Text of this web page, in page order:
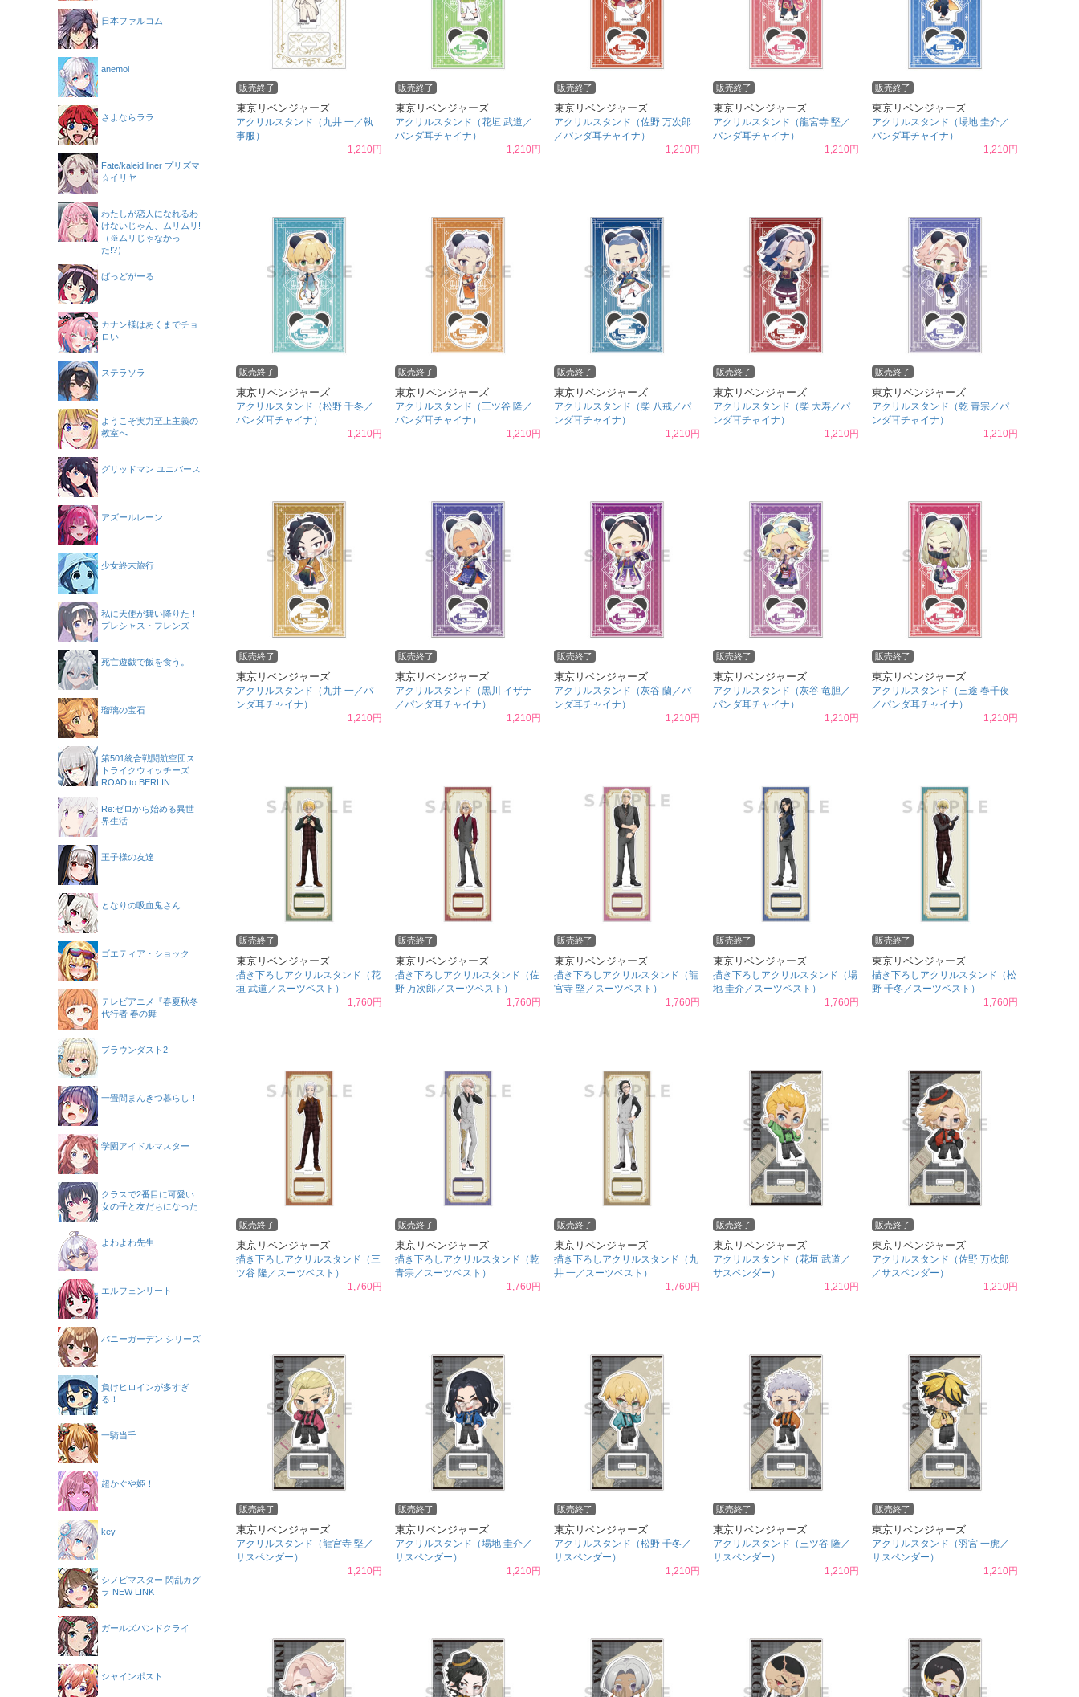
販売終了
東京リベンジャーズ
アクリルスタンド（九井 一／執
事服）
1,210円
販売終了
東京リベンジャーズ
アクリルスタンド（花垣 武道／
パンダ耳チャイナ）
1,210円
販売終了
東京リベンジャーズ
アクリルスタンド（佐野 万次郎
／パンダ耳チャイナ）
1,210円
販売終了
東京リベンジャーズ
アクリルスタンド（龍宮寺 堅／
パンダ耳チャイナ）
1,210円
販売終了
東京リベンジャーズ
アクリルスタンド（場地 圭介／
パンダ耳チャイナ）
1,210円
販売終了
東京リベンジャーズ
アクリルスタンド（松野 千冬／
パンダ耳チャイナ）
1,210円
販売終了
東京リベンジャーズ
アクリルスタンド（三ツ谷 隆／
パンダ耳チャイナ）
1,210円
販売終了
東京リベンジャーズ
アクリルスタンド（柴 八戒／パ
ンダ耳チャイナ）
1,210円
販売終了
東京リベンジャーズ
アクリルスタンド（柴 大寿／パ
ンダ耳チャイナ）
1,210円
販売終了
東京リベンジャーズ
アクリルスタンド（乾 青宗／パ
ンダ耳チャイナ）
1,210円
販売終了
東京リベンジャーズ
アクリルスタンド（九井 一／パ
ンダ耳チャイナ）
1,210円
販売終了
東京リベンジャーズ
アクリルスタンド（黒川 イザナ
／パンダ耳チャイナ）
1,210円
販売終了
東京リベンジャーズ
アクリルスタンド（灰谷 蘭／パ
ンダ耳チャイナ）
1,210円
販売終了
東京リベンジャーズ
アクリルスタンド（灰谷 竜胆／
パンダ耳チャイナ）
1,210円
販売終了
東京リベンジャーズ
アクリルスタンド（三途 春千夜
／パンダ耳チャイナ）
1,210円
販売終了
東京リベンジャーズ
描き下ろしアクリルスタンド（花
垣 武道／スーツベスト）
1,760円
販売終了
東京リベンジャーズ
描き下ろしアクリルスタンド（佐
野 万次郎／スーツベスト）
1,760円
販売終了
東京リベンジャーズ
描き下ろしアクリルスタンド（龍
宮寺 堅／スーツベスト）
1,760円
販売終了
東京リベンジャーズ
描き下ろしアクリルスタンド（場
地 圭介／スーツベスト）
1,760円
販売終了
東京リベンジャーズ
描き下ろしアクリルスタンド（松
野 千冬／スーツベスト）
1,760円
販売終了
東京リベンジャーズ
描き下ろしアクリルスタンド（三
ツ谷 隆／スーツベスト）
1,760円
販売終了
東京リベンジャーズ
描き下ろしアクリルスタンド（乾
青宗／スーツベスト）
1,760円
販売終了
東京リベンジャーズ
描き下ろしアクリルスタンド（九
井 一／スーツベスト）
1,760円
販売終了
東京リベンジャーズ
アクリルスタンド（花垣 武道／
サスペンダー）
1,210円
販売終了
東京リベンジャーズ
アクリルスタンド（佐野 万次郎
／サスペンダー）
1,210円
販売終了
東京リベンジャーズ
アクリルスタンド（龍宮寺 堅／
サスペンダー）
1,210円
販売終了
東京リベンジャーズ
アクリルスタンド（場地 圭介／
サスペンダー）
1,210円
販売終了
東京リベンジャーズ
アクリルスタンド（松野 千冬／
サスペンダー）
1,210円
販売終了
東京リベンジャーズ
アクリルスタンド（三ツ谷 隆／
サスペンダー）
1,210円
販売終了
東京リベンジャーズ
アクリルスタンド（羽宮 一虎／
サスペンダー）
1,210円
日本ファルコム
anemoi
さよならララ
Fate/kaleid liner プリズマ
☆イリヤ
わたしが恋人になれるわ
けないじゃん、ムリムリ!
（※ムリじゃなかっ
た!?）
ばっどがーる
カナン様はあくまでチョ
ロい
ステラソラ
ようこそ実力至上主義の
教室へ
グリッドマン ユニバース
アズールレーン
少女終末旅行
私に天使が舞い降りた！
プレシャス・フレンズ
死亡遊戯で飯を食う。
瑠璃の宝石
第501統合戦闘航空団ス
トライクウィッチーズ
ROAD to BERLIN
Re:ゼロから始める異世
界生活
王子様の友達
となりの吸血鬼さん
ゴエティア・ショック
テレビアニメ『春夏秋冬
代行者 春の舞
ブラウンダスト2
一畳間まんきつ暮らし！
学園アイドルマスター
クラスで2番目に可愛い
女の子と友だちになった
よわよわ先生
エルフェンリート
バニーガーデン シリーズ
負けヒロインが多すぎ
る！
一騎当千
超かぐや姫！
key
シノビマスター 閃乱カグ
ラ NEW LINK
ガールズバンドクライ
シャインポスト